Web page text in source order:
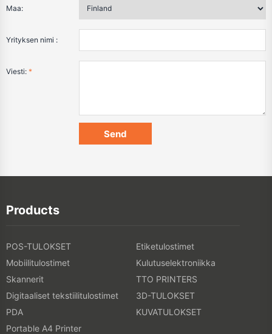
Maa:
Yrityksen nimi :
Viesti: *
Products
POS-TULOKSET
Etiketulostimet
Mobiilitulostimet
Kulutuselektroniikka
Skannerit
TTO PRINTERS
Digitaaliset tekstiilitulostimet
3D-TULOKSET
PDA
KUVATULOKSET
Portable A4 Printer